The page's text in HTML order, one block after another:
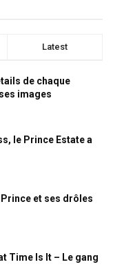
Latest
de chaque
images
le Prince Estate a
Prince et ses drôles
Time Is It – Le gang